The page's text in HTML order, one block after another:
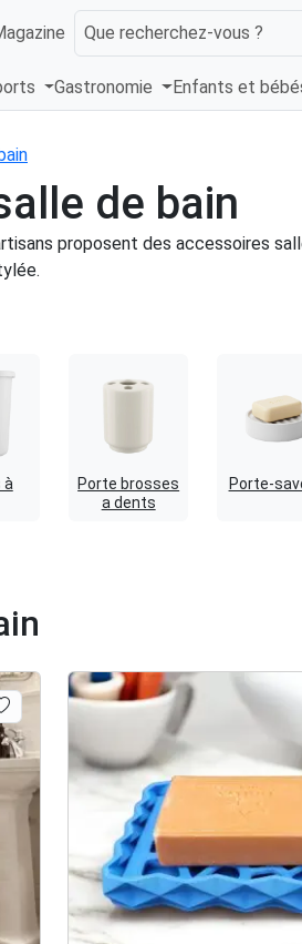
Que recherchez-vous ?
Gastronomie Enfants et
de bain
proposent des accessoires
à
Porte brosses
a dents
Porte-